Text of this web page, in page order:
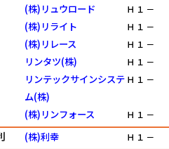
(株)リュウロード Ｈ １ －
(株)リライト Ｈ １ －
(株)リレース Ｈ １ －
リンタツ(株) Ｈ １ －
リンテックサインシステ
ム(株)
Ｈ １ －
(株)リンフォース Ｈ １ －
(株)利幸 Ｈ １ －